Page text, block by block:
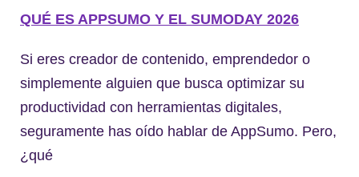
QUÉ ES APPSUMO Y EL SUMODAY 2026
Si eres creador de contenido, emprendedor o
simplemente alguien que busca optimizar su
productividad con herramientas digitales,
seguramente has oído hablar de AppSumo. Pero,
¿qué